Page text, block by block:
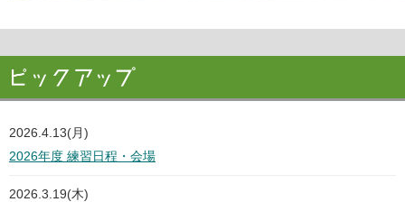
2026.4.13(月)
2026年度 練習日程・会場
2026.3.19(木)